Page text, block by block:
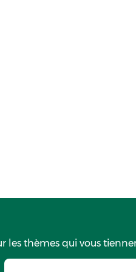
les thèmes qui vous